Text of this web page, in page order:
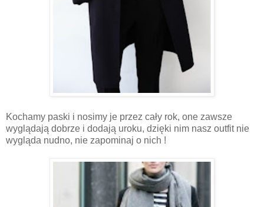
Kochamy paski i nosimy je przez cały rok, one zawsze
wyglądają dobrze i dodają uroku, dzięki nim nasz outfit nie
wygląda nudno, nie zapominaj o nich !